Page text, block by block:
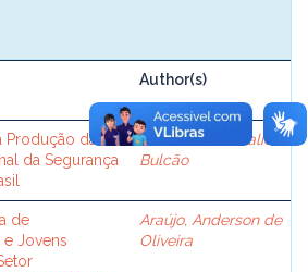
Author(s)
Produção da
da Segurança
Gonzalez, Nathalie
Bulcão
de
Jovens
Araújo, Anderson de
Oliveira